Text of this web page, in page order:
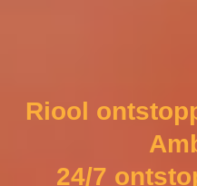
Riool
24/7